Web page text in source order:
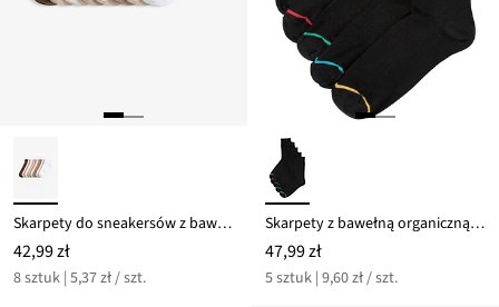
Skarpety do sneakersów z bawełną organiczną (8 par)
42,99 zł
8 sztuk | 5,37 zł / szt.
Skarpety z bawełną organiczną (5 par)
47,99 zł
5 sztuk | 9,60 zł / szt.